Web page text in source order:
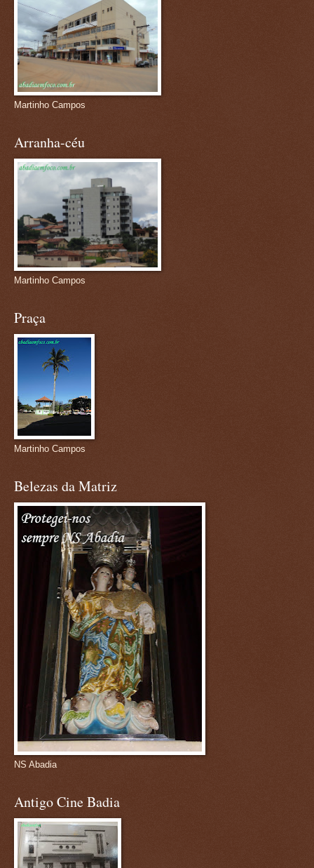
Martinho Campos
Arranha-céu
Martinho Campos
Praça
Martinho Campos
Belezas da Matriz
NS Abadia
Antigo Cine Badia